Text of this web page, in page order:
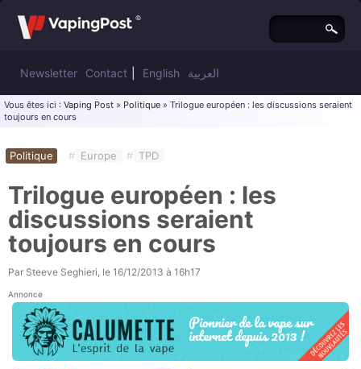
Newsletter Contact English العربية
Vous êtes ici : Vaping Post » Politique » Trilogue européen : les discussions seraient
toujours en cours
Politique # Europe # TPD
Trilogue européen : les
discussions seraient
toujours en cours
Par Steeve Seghieri, le 16/12/2013 à 16h17
Annonce